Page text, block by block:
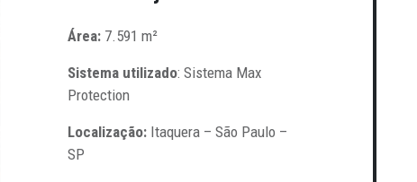
Área: 7.591 m²
Sistema utilizado: Sistema Max
Protection
Localização: Itaquera – São Paulo –
SP